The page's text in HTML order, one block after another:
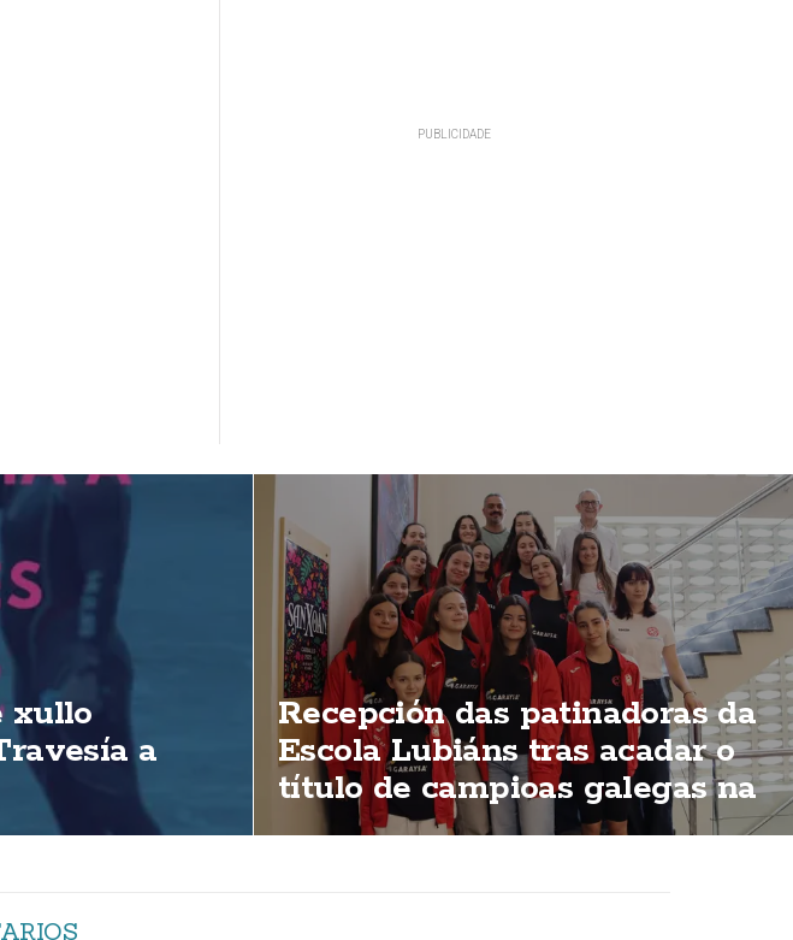
xullo
a
Recepción das patinadoras da
Escola Lubiáns tras acadar o
título de campioas galegas na
modalidas "ShoW"